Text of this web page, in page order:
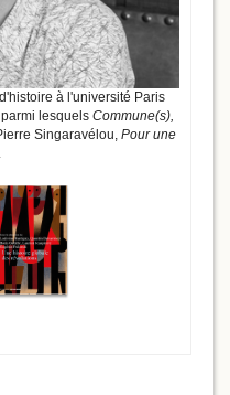
à l'université Paris
lesquels Commune(s),
Singaravélou, Pour une